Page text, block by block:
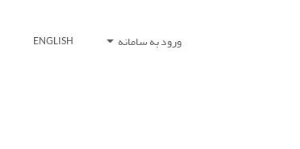
ورود به سامانه ENGLISH